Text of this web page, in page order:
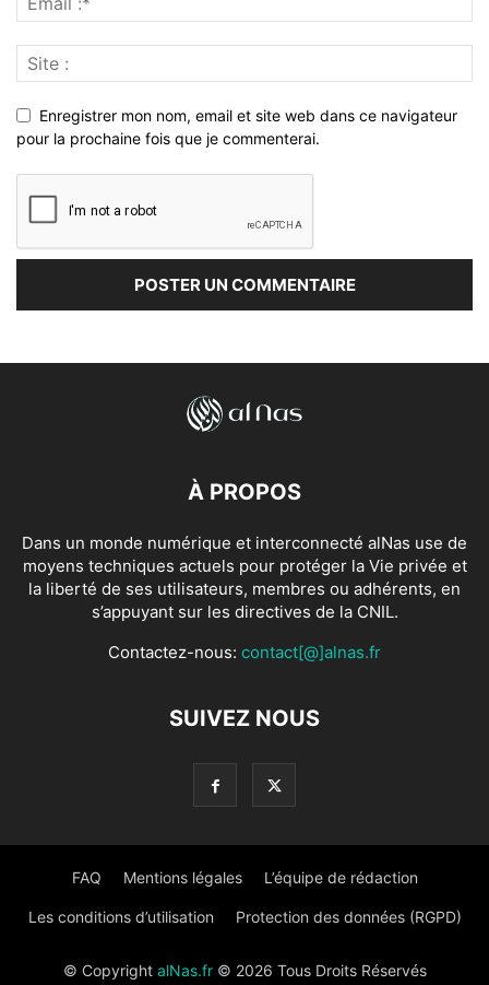
Enregistrer mon nom, email et site web dans ce navigateur
pour la prochaine fois que je commenterai.
À PROPOS
Dans un monde numérique et interconnecté alNas use de
moyens techniques actuels pour protéger la Vie privée et
la liberté de ses utilisateurs, membres ou adhérents, en
s’appuyant sur les directives de la CNIL.
Contactez-nous: contact[@]alnas.fr
SUIVEZ NOUS
FAQ Mentions légales L’équipe de rédaction
Les conditions d’utilisation Protection des données (RGPD)
© Copyright alNas.fr© 2026 Tous Droits Réservés